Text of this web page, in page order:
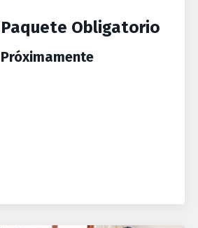
Paquete Obligatorio
Próximamente